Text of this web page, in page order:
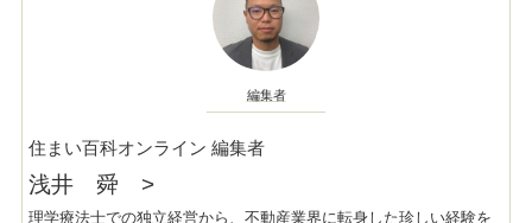
編集者
住まい百科オンライン 編集者
浅井 舜 >
理学療法士での独立経営から、不動産業界に転身した珍しい経験を